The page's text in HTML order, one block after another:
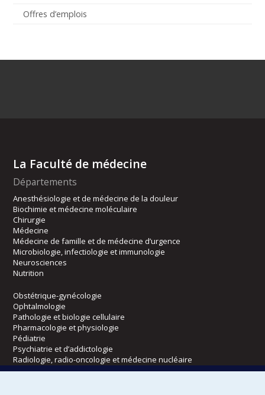
Offres d’emplois
La Faculté de médecine
Départements
Anesthésiologie et de médecine de la douleur
Biochimie et médecine moléculaire
Chirurgie
Médecine
Médecine de famille et de médecine d’urgence
Microbiologie, infectiologie et immunologie
Neurosciences
Nutrition
Obstétrique-gynécologie
Ophtalmologie
Pathologie et biologie cellulaire
Pharmacologie et physiologie
Pédiatrie
Psychiatrie et d’addictologie
Radiologie, radio-oncologie et médecine nucléaire